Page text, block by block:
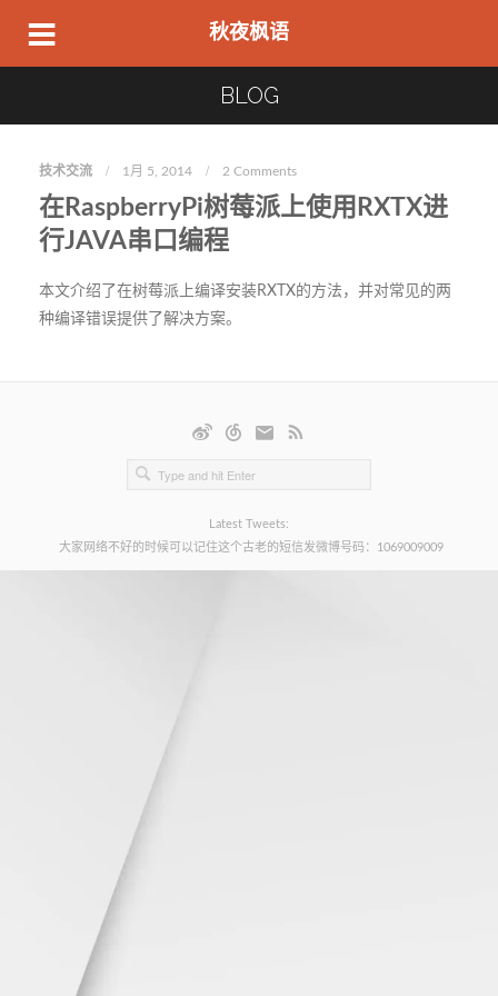
秋夜枫语
BLOG
技术交流 1月 5, 2014 2 Comments
在RaspberryPi树莓派上使用RXTX进
行JAVA串口编程
本文介绍了在树莓派上编译安装RXTX的方法，并对常见的两
种编译错误提供了解决方案。
Latest Tweets:
大家网络不好的时候可以记住这个古老的短信发微博号码：1069009009